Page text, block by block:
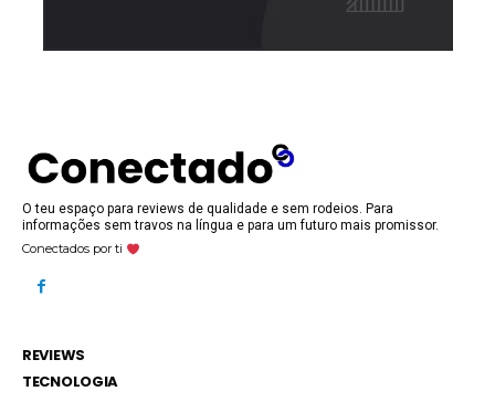
O teu espaço para reviews de qualidade e sem rodeios. Para
informações sem travos na língua e para um futuro mais promissor.
Conectados por ti
REVIEWS
TECNOLOGIA